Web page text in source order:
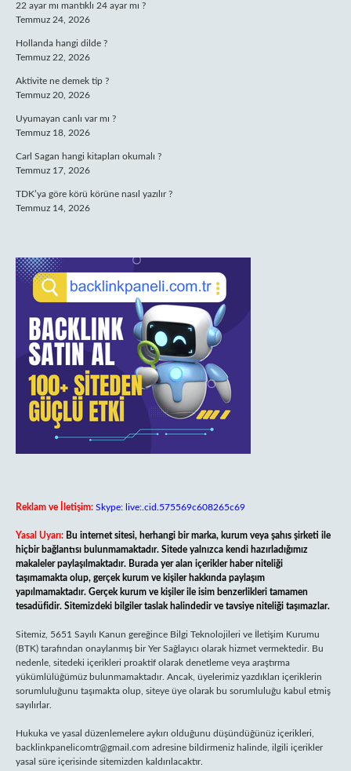
22 ayar mı mantıklı 24 ayar mı ?
Temmuz 24, 2026
Hollanda hangi dilde ?
Temmuz 22, 2026
Aktivite ne demek tip ?
Temmuz 20, 2026
Uyumayan canlı var mı ?
Temmuz 18, 2026
Carl Sagan hangi kitapları okumalı ?
Temmuz 17, 2026
TDK’ya göre körü körüne nasıl yazılır ?
Temmuz 14, 2026
Reklam ve İletişim: Skype: live:.cid.575569c608265c69
Yasal Uyarı: Bu internet sitesi, herhangi bir marka, kurum veya şahıs şirketi ile
hiçbir bağlantısı bulunmamaktadır. Sitede yalnızca kendi hazırladığımız
makaleler paylaşılmaktadır. Burada yer alan içerikler haber niteliği
taşımamakta olup, gerçek kurum ve kişiler hakkında paylaşım
yapılmamaktadır. Gerçek kurum ve kişiler ile isim benzerlikleri tamamen
tesadüfidir. Sitemizdeki bilgiler taslak halindedir ve tavsiye niteliği taşımazlar.
Sitemiz, 5651 Sayılı Kanun gereğince Bilgi Teknolojileri ve İletişim Kurumu
(BTK) tarafından onaylanmış bir Yer Sağlayıcı olarak hizmet vermektedir. Bu
nedenle, sitedeki içerikleri proaktif olarak denetleme veya araştırma
yükümlülüğümüz bulunmamaktadır. Ancak, üyelerimiz yazdıkları içeriklerin
sorumluluğunu taşımakta olup, siteye üye olarak bu sorumluluğu kabul etmiş
sayılırlar.
Hukuka ve yasal düzenlemelere aykırı olduğunu düşündüğünüz içerikleri,
backlinkpanelicomtr@gmail.com adresine bildirmeniz halinde, ilgili içerikler
yasal süre içerisinde sitemizden kaldırılacaktır.